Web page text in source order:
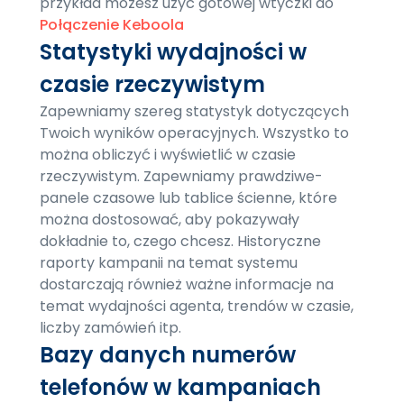
Połączenie Keboola
Statystyki wydajności w
czasie rzeczywistym
Zapewniamy szereg statystyk dotyczących
Twoich wyników operacyjnych. Wszystko to
można obliczyć i wyświetlić w czasie
rzeczywistym. Zapewniamy prawdziwe-
panele czasowe lub tablice ścienne, które
można dostosować, aby pokazywały
dokładnie to, czego chcesz. Historyczne
raporty kampanii na temat systemu
dostarczają również ważne informacje na
temat wydajności agenta, trendów w czasie,
liczby zamówień itp.
Bazy danych numerów
telefonów w kampaniach